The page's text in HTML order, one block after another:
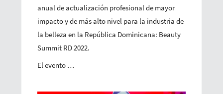
anual de actualización profesional de mayor
impacto y de más alto nivel para la industria de
la belleza en la República Dominicana: Beauty
Summit RD 2022.
El evento …